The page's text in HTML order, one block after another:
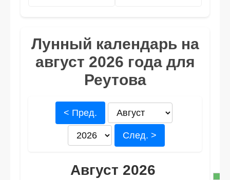
Лунный календарь на
август 2026 года для
Реутова
< Пред.
След. >
Август 2026